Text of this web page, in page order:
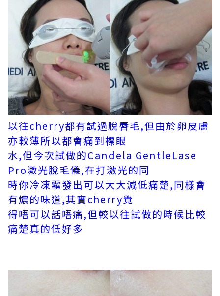
以往cherry都有試過脫唇毛,但由於卵皮膚
亦較薄所以都會痛到標眼
水,但今次試做的Candela GentleLase
Pro激光脫毛儀,在打激光的同
時你冷凍霧發出可以大大減低痛楚,同樣會
有燶的味道,其實cherry覺
得唔可以話唔痛,但較以往試做的時候比較
痛楚真的低好多